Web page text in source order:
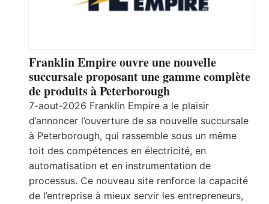
Franklin Empire ouvre une nouvelle
succursale proposant une gamme complète
de produits à Peterborough
7-aout-2026 Franklin Empire a le plaisir
d’annoncer l’ouverture de sa nouvelle succursale
à Peterborough, qui rassemble sous un même
toit des compétences en électricité, en
automatisation et en instrumentation de
processus. Ce nouveau site renforce la capacité
de l’entreprise à mieux servir les entrepreneurs,